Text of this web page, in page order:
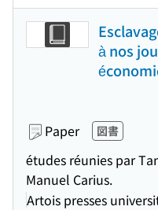
à nos
Paper 図書
études réunies par
Manuel Carius.
Artois presses